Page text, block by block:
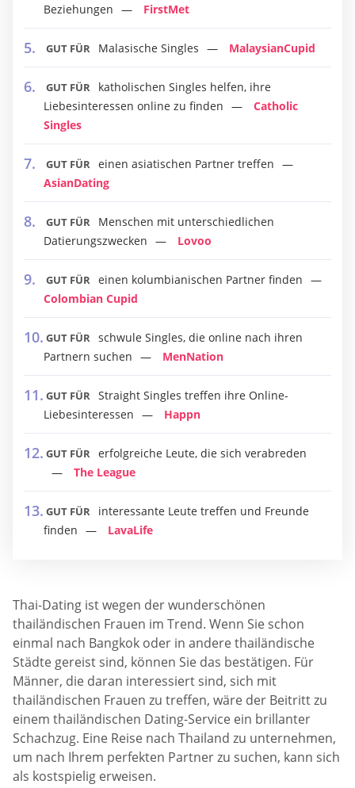
Beziehungen
FirstMet
GUT FÜR Malasische Singles MalaysianCupid
GUT FÜR
katholischen Singles helfen, ihre
Liebesinteressen online zu finden
Catholic
Singles
GUT FÜR einen asiatischen Partner treffen
AsianDating
GUT FÜR
Menschen mit unterschiedlichen
Datierungszwecken
Lovoo
GUT FÜR einen kolumbianischen Partner finden
Colombian Cupid
GUT FÜR schwule Singles, die online nach ihren
Partnern suchen
MenNation
GUT FÜR Straight Singles treffen ihre Online-
Liebesinteressen
Happn
GUT FÜR erfolgreiche Leute, die sich verabreden
The League
GUT FÜR
interessante Leute treffen und Freunde
finden
LavaLife
Thai-Dating ist wegen der wunderschönen
thailändischen Frauen im Trend. Wenn Sie schon
einmal nach Bangkok oder in andere thailändische
Städte gereist sind, können Sie das bestätigen. Für
Männer, die daran interessiert sind, sich mit
thailändischen Frauen zu treffen, wäre der Beitritt zu
einem thailändischen Dating-Service ein brillanter
Schachzug. Eine Reise nach Thailand zu unternehmen,
um nach Ihrem perfekten Partner zu suchen, kann sich
als kostspielig erweisen.